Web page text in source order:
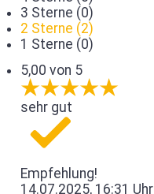
3 Sterne (0)
2 Sterne (2)
1 Sterne (0)
5,00 von 5
sehr gut
Empfehlung!
14.07.2025, 16:31 Uhr